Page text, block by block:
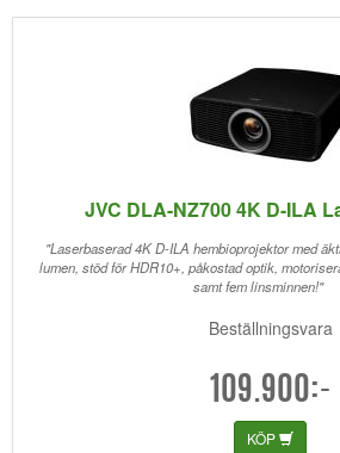
JVC DLA-NZ700 4K D-ILA
"Laserbaserad 4K D-ILA hembioprojektor med
lumen, stöd för HDR10+, påkostad optik,
samt fem linsminnen!"
Beställningsvara
109.900:-
KÖP